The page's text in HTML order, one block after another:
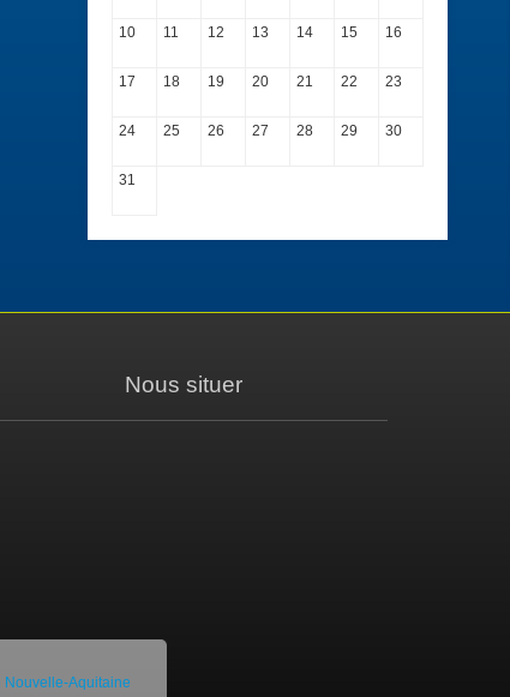
10 11 12 13 14 15 16
17 18 19 20 21 22 23
24 25 26 27 28 29 30
31
Nous situer